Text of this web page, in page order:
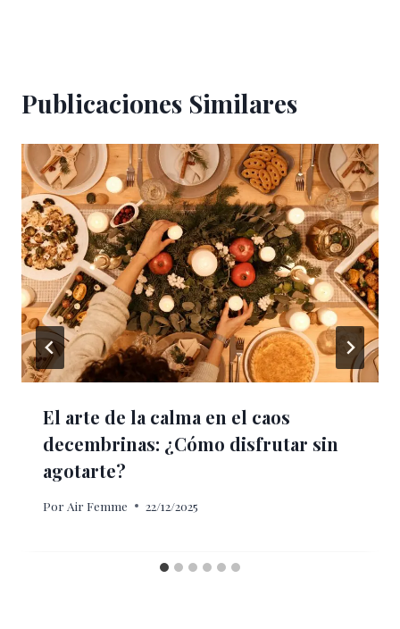
Publicaciones Similares
El arte de la calma en el caos
decembrinas: ¿Cómo disfrutar sin
agotarte?
Por Air Femme 22/12/2025